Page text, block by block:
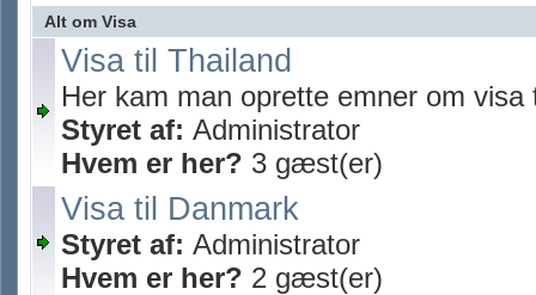
Alt om Visa
Visa til Thailand
Her kam man oprette emner om visa
Styret af: Administrator
Hvem er her? 3 gæst(er)
Visa til Danmark
Styret af: Administrator
Hvem er her? 2 gæst(er)